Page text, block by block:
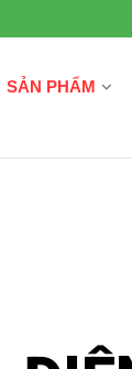
SẢN PHẨM